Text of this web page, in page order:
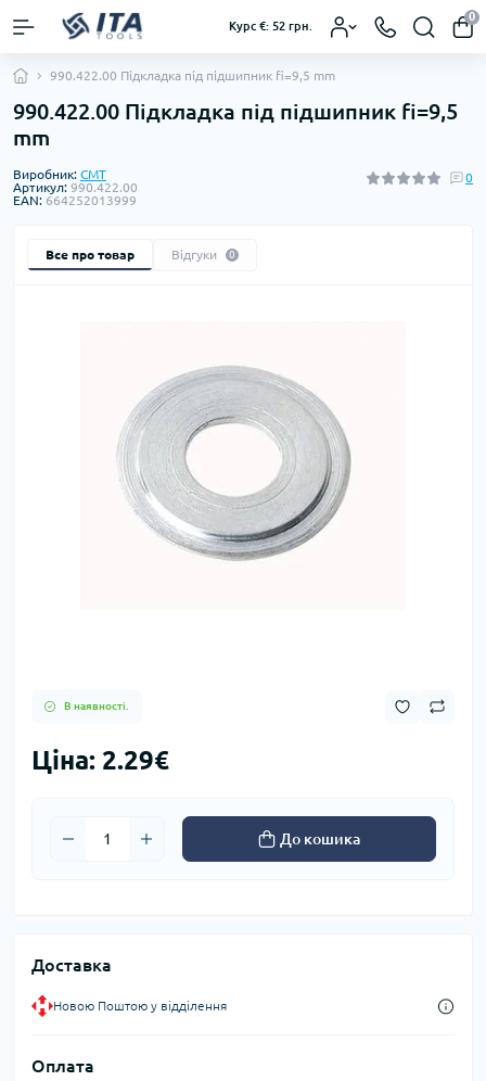
Курс €: 52 грн.
0
990.422.00 Підкладка під підшипник fi=9,5 mm
990.422.00 Підкладка під підшипник fi=9,5
mm
Виробник: CMT
Артикул: 990.422.00
EAN: 664252013999
0
Все про товар Відгуки 0
В наявності.
Ціна: 2.29€
До кошика
Доставка
Новою Поштою у відділення
Оплата